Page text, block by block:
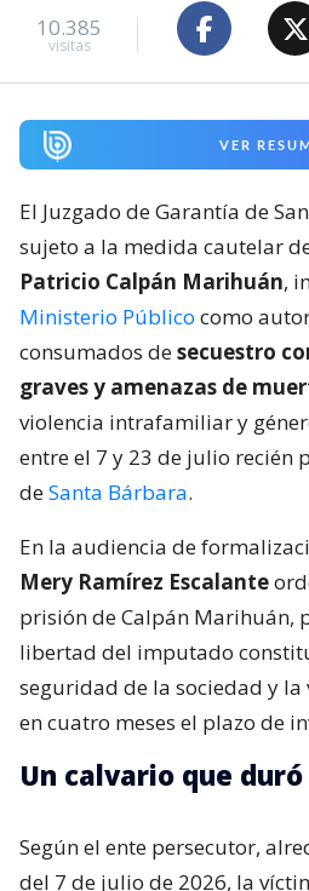
10.385
visitas
VER
El Juzgado de Garantía de
sujeto a la medida cautelar
Patricio Calpán Marihuán,
Ministerio Público como
consumados desecuestro
graves y amenazas de
violencia intrafamiliar y
entre el 7 y 23 de julio recién
deSanta Bárbara.
En la audiencia de
Mery Ramírez Escalante
prisión de Calpán Marihuán,
libertad del imputado
seguridad de la sociedad y
en cuatro meses el plazo de
Un calvario que
Según el ente persecutor,
del 7 de julio de 2026, la